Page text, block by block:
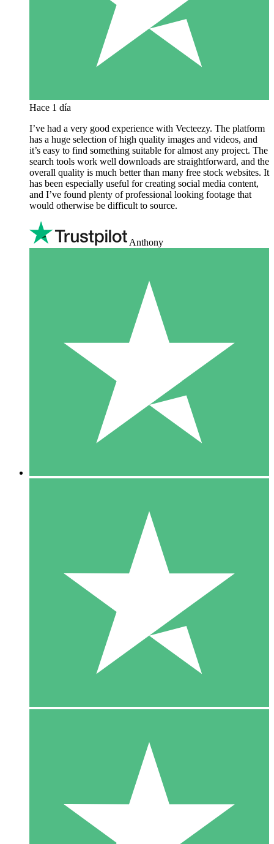
Hace 1 día
I’ve had a very good experience with Vecteezy. The platform
has a huge selection of high quality images and videos, and
it’s easy to find something suitable for almost any project. The
search tools work well downloads are straightforward, and the
overall quality is much better than many free stock websites. It
has been especially useful for creating social media content,
and I’ve found plenty of professional looking footage that
would otherwise be difficult to source.
Anthony